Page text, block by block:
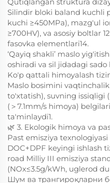
Silindir bloki baland kuchli
kuchi ≥450MPa), mazg'ul
≥700HV), va asosiy boltlar
fasovka elementlari14.
‘Qayiq shakli’ maslo
oshiradi va sil jidadagi
Ko'p qattali himoyalash
Maslo bosimini vaqtinchalik
to'xtatish), suvning issiqligi
(＞7.1mm/s himoya)
ta'minlaydi1.
🌿 3. Ekologik himoya va
Past emisziya texnologiyasi
DOC+DPF keyingi ishlash
road Milliy III emisziya
(NOx≤3.5g/kWh, uglerod
Шум ва трангироқларни